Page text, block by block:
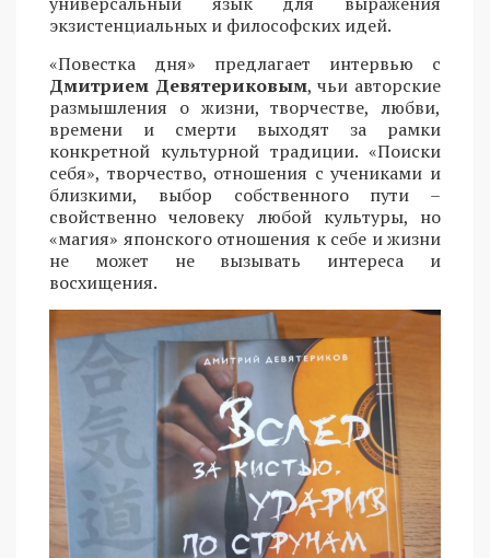
экзистенциальных и философских идей.
«Повестка дня» предлагает интервью с
Дмитрием Девятериковым, чьи авторские
размышления о жизни, творчестве, любви,
времени и смерти выходят за рамки
конкретной культурной традиции. «Поиски
себя», творчество, отношения с учениками и
близкими, выбор собственного пути –
свойственно человеку любой культуры, но
«магия» японского отношения к себе и жизни
не может не вызывать интереса и
восхищения.